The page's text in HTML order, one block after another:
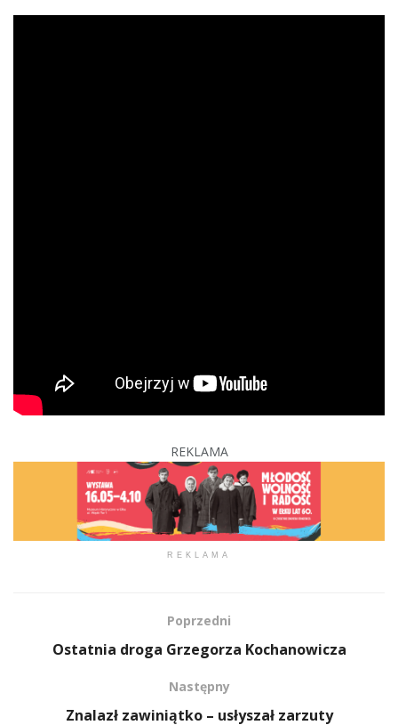
REKLAMA
REKLAMA
Poprzedni
Ostatnia droga Grzegorza Kochanowicza
Następny
Znalazł zawiniątko – usłyszał zarzuty